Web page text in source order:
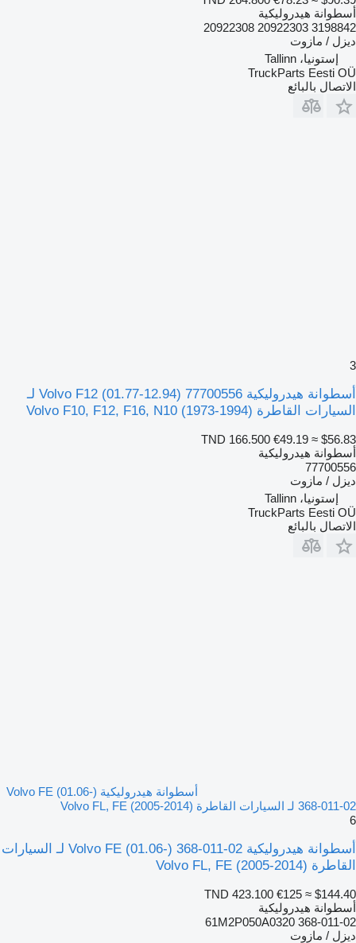
أسطوانة هيدروليكية
3198842 20922303 20922308
ديزل / مازوت
إستونيا، Tallinn
TruckParts Eesti OÜ
الاتصال بالبائع
3
أسطوانة هيدروليكية Volvo F12 (01.77-12.94) 77700556 لـ
السيارات القاطرة Volvo F10, F12, F16, N10 (1973-1994)
TND 166.500 €49.19 ≈ $56.83
أسطوانة هيدروليكية
77700556
ديزل / مازوت
إستونيا، Tallinn
TruckParts Eesti OÜ
الاتصال بالبائع
أسطوانة هيدروليكية Volvo FE (01.06-)
368-011-02 لـ السيارات القاطرة Volvo FL, FE (2005-2014)
6
أسطوانة هيدروليكية Volvo FE (01.06-) 368-011-02 لـ السيارات
القاطرة Volvo FL, FE (2005-2014)
TND 423.100 €125 ≈ $144.40
أسطوانة هيدروليكية
368-011-02 61M2P050A0320
ديزل / مازوت